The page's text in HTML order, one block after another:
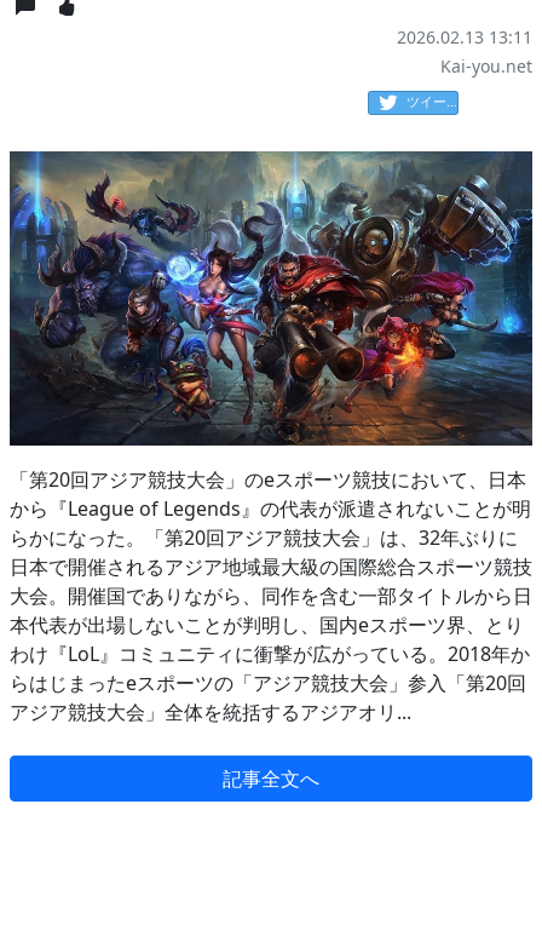
2026.02.13 13:11
Kai-you.net
ツイート
「第20回アジア競技大会」のeスポーツ競技において、日本
から『League of Legends』の代表が派遣されないことが明
らかになった。「第20回アジア競技大会」は、32年ぶりに
日本で開催されるアジア地域最大級の国際総合スポーツ競技
大会。開催国でありながら、同作を含む一部タイトルから日
本代表が出場しないことが判明し、国内eスポーツ界、とり
わけ『LoL』コミュニティに衝撃が広がっている。2018年か
らはじまったeスポーツの「アジア競技大会」参入「第20回
アジア競技大会」全体を統括するアジアオリ...
記事全文へ